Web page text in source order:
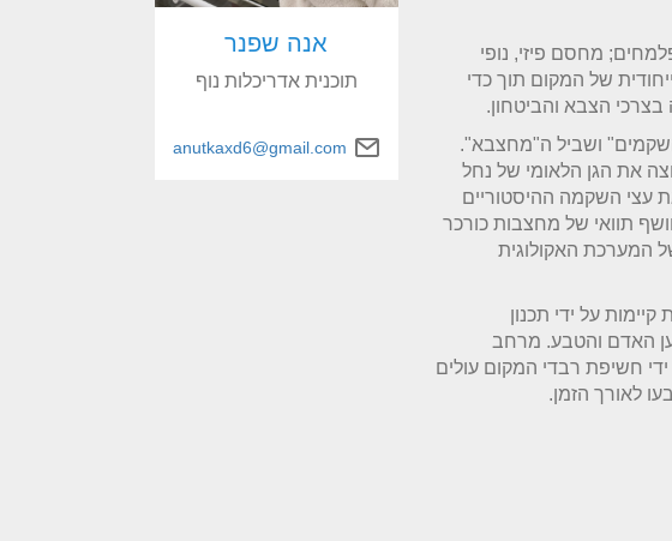
מחסם פיזי, נופי
של המקום תוך כדי
הצבא והביטחון.
ושביל ה"מחצבא".
את הגן הלאומי של נחל
עצי השקמה ההיסטוריים
תוואי של מחצבות כורכר
המערכת האקולוגית
קיימות על ידי תכנון
האדם והטבע. מרחב
חשיפת רבדי המקום עולים
לאורך הזמן.
אנה שפנר
תוכנית אדריכלות נוף
anutkaxd6@gmail.com